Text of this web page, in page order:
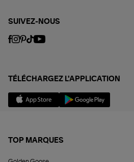
SUIVEZ-NOUS
TÉLÉCHARGEZ L'APPLICATION
TOP MARQUES